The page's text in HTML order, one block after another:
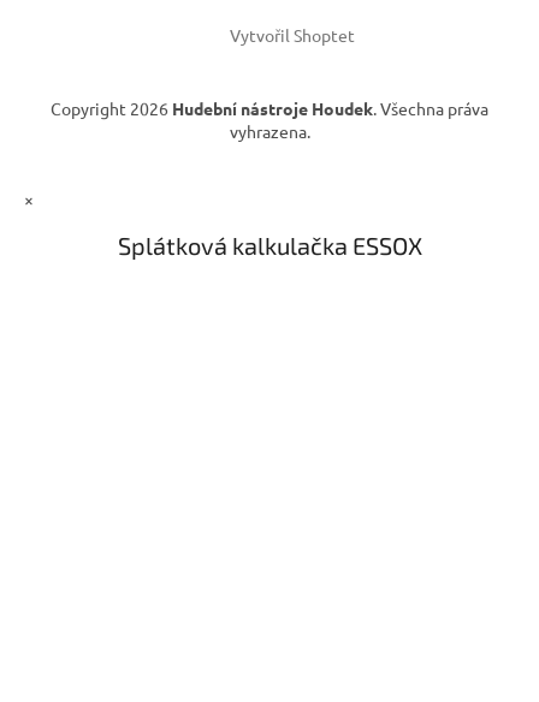
v
i
s
u
Vytvořil Shoptet
Copyright 2026 Hudební nástroje Houdek. Všechna práva
vyhrazena.
×
Splátková kalkulačka ESSOX